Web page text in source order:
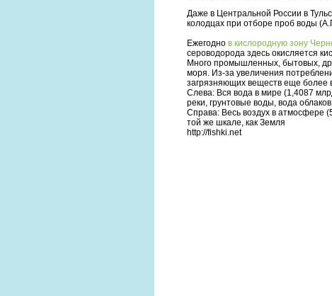
Даже в Центральной России в
колодцах при отборе проб воды
Ежегодно в кислородную зону
сероводорода здесь окисляется
Много промышленных, бытовых,
моря. Из-за увеличения
загрязняющих веществ еще более
Слева: Вся вода в мире (1,4087
реки, грунтовые воды, вода облаков
Справа: Весь воздух в атмосфере
той же шкале, как Земля
http://fishki.net